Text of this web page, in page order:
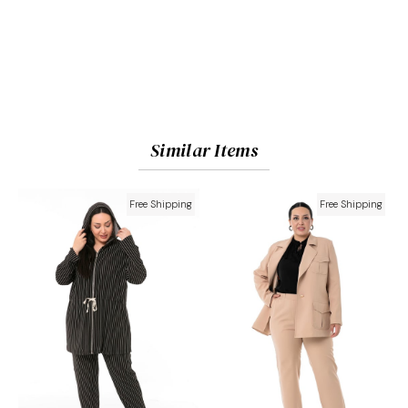
Similar Items
Free Shipping Free Shipping